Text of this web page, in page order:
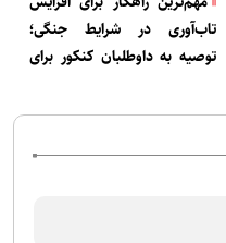
تاب‌آوری در شرایط جنگی؛
توصیه به داوطلبان کنکور برای